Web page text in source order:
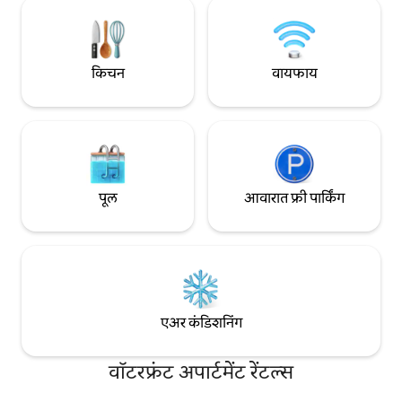
किचन वायफाय
पूल आवारात फ्री पार्किंग
एअर कंडिशनिंग
वॉटरफ्रंट अपार्टमेंट रेंटल्स